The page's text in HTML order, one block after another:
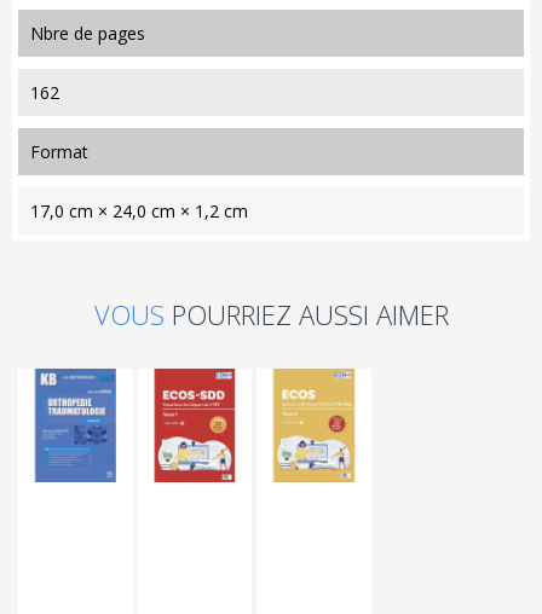
nbre de pages
162
format
17,0 cm × 24,0 cm × 1,2 cm
VOUS POURRIEZ AUSSI AIMER